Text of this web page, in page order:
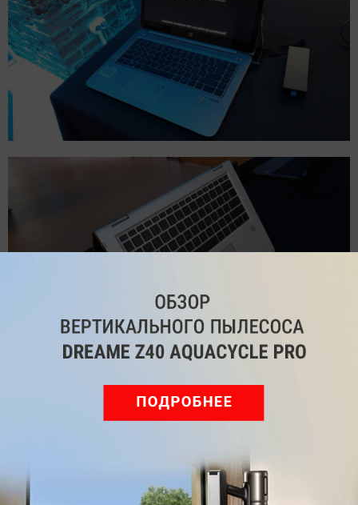
На презентации также были продемонстрированы
и новые компактные ноутбуки и трансформеры.